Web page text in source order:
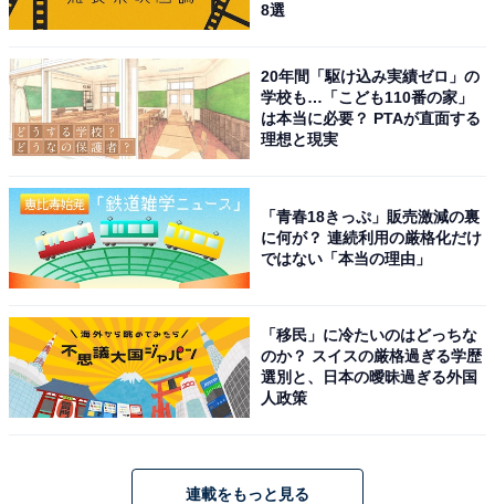
8選
20年間「駆け込み実績ゼロ」の
学校も…「こども110番の家」
は本当に必要？ PTAが直面する
理想と現実
「青春18きっぷ」販売激減の裏
に何が？ 連続利用の厳格化だけ
ではない「本当の理由」
「移民」に冷たいのはどっちな
のか？ スイスの厳格過ぎる学歴
選別と、日本の曖昧過ぎる外国
人政策
連載をもっと見る